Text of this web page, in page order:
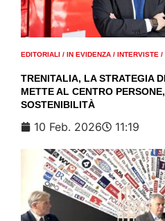
EDITORIALI / IN EVIDENZA / INTERVISTE /
TRENITALIA, LA STRATEGIA
METTE AL CENTRO
SOSTENIBILITÀ
10 Feb. 2026 11:19